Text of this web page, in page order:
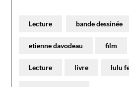
Lecture bande dessinée
etienne davodeau film
Lecture livre lulu